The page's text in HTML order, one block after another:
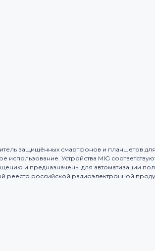
защищённых смартфонов и планшетов
использование. Устройства MIG
и предназначены для автоматизации
реестр российской радиоэлектронной